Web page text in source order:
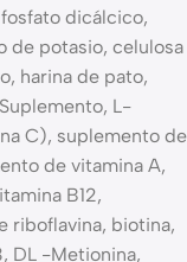
dicálcico,
de potasio, celulosa
harina de pato,
L-
C), suplemento de
de vitamina A,
B12,
riboflavina, biotina,
DL -Metionina,